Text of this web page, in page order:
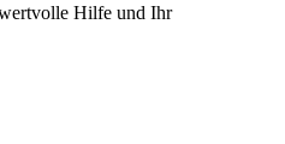
Hilfe und Ihr